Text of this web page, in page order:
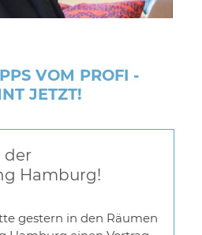
VOM PROFI -
JETZT!
der
Hamburg!
gestern in den Räumen